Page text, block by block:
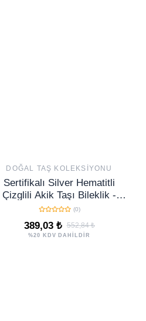
DOĞAL TAŞ KOLEKSIYONU
Sertifikalı Silver Hematitli
Çizglili Akik Taşı Bileklik -
Ayarlamalı
(0)
389,03 ₺ 552,84 ₺
%20 KDV DAHİLDİR